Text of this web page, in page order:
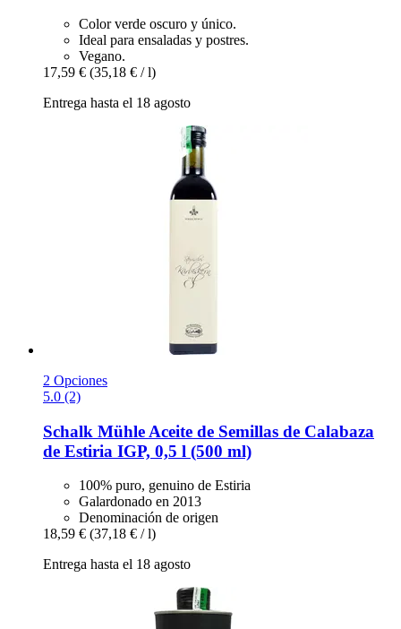
Color verde oscuro y único.
Ideal para ensaladas y postres.
Vegano.
17,59 € (35,18 € / l)
Entrega hasta el 18 agosto
2 Opciones
5.0 (2)
Schalk Mühle Aceite de Semillas de Calabaza
de Estiria IGP, 0,5 l (500 ml)
100% puro, genuino de Estiria
Galardonado en 2013
Denominación de origen
18,59 € (37,18 € / l)
Entrega hasta el 18 agosto